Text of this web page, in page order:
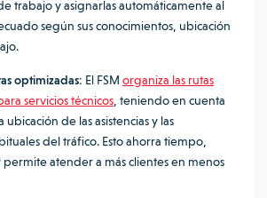
trabajo y asignarlas automáticamente al
según sus conocimientos, ubicación
optimizadas: El FSM organiza las rutas
servicios técnicos , teniendo en cuenta
ubicación de las asistencias y las
del tráfico. Esto ahorra tiempo,
permite atender a más clientes en menos